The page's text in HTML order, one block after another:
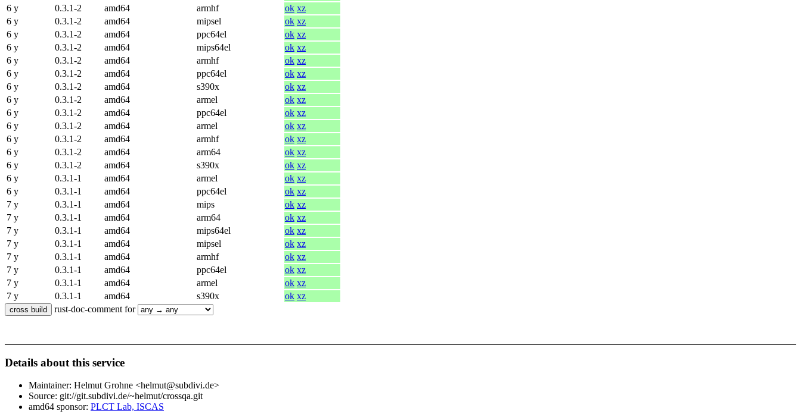
6 y
0.3.1-2 amd64 armhf ok xz
6 y
0.3.1-2 amd64 mipsel ok xz
6 y
0.3.1-2 amd64 ppc64el ok xz
6 y
0.3.1-2 amd64 mips64el ok xz
6 y
0.3.1-2 amd64 armhf ok xz
6 y
0.3.1-2 amd64 ppc64el ok xz
6 y
0.3.1-2 amd64 s390x ok xz
6 y
0.3.1-2 amd64 armel ok xz
6 y
0.3.1-2 amd64 ppc64el ok xz
6 y
0.3.1-2 amd64 armel ok xz
6 y
0.3.1-2 amd64 armhf ok xz
6 y
0.3.1-2 amd64 arm64 ok xz
6 y
0.3.1-2 amd64 s390x ok xz
6 y
0.3.1-1 amd64 armel ok xz
6 y
0.3.1-1 amd64 ppc64el ok xz
7 y
0.3.1-1 amd64 mips ok xz
7 y
0.3.1-1 amd64 arm64 ok xz
7 y
0.3.1-1 amd64 mips64el ok xz
7 y
0.3.1-1 amd64 mipsel ok xz
7 y
0.3.1-1 amd64 armhf ok xz
7 y
0.3.1-1 amd64 ppc64el ok xz
7 y
0.3.1-1 amd64 armel ok xz
7 y
0.3.1-1 amd64 s390x ok xz
rust-doc-comment for
Details about this service
Maintainer: Helmut Grohne <helmut@subdivi.de>
Source: git://git.subdivi.de/~helmut/crossqa.git
amd64 sponsor: PLCT Lab, ISCAS